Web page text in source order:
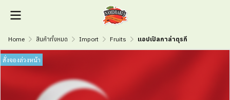
Home สินค้าทั้งหมด Import Fruits แอปเปิลกาล่าตุรกี
สั่งจองล่วงหน้า